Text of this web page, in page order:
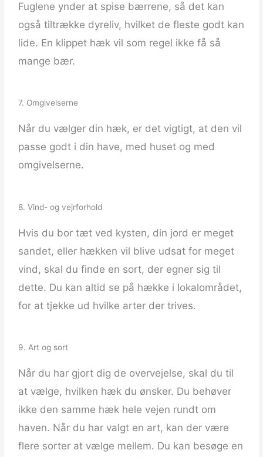
Fuglene ynder at spise bærrene, så det kan
også tiltrække dyreliv, hvilket de fleste godt kan
lide. En klippet hæk vil som regel ikke få så
mange bær.
7. Omgivelserne
Når du vælger din hæk, er det vigtigt, at den vil
passe godt i din have, med huset og med
omgivelserne.
8. Vind- og vejrforhold
Hvis du bor tæt ved kysten, din jord er meget
sandet, eller hækken vil blive udsat for meget
vind, skal du finde en sort, der egner sig til
dette. Du kan altid se på hække i lokalområdet,
for at tjekke ud hvilke arter der trives.
9. Art og sort
Når du har gjort dig de overvejelse, skal du til
at vælge, hvilken hæk du ønsker. Du behøver
ikke den samme hæk hele vejen rundt om
haven. Når du har valgt en art, kan der være
flere sorter at vælge mellem. Du kan besøge en